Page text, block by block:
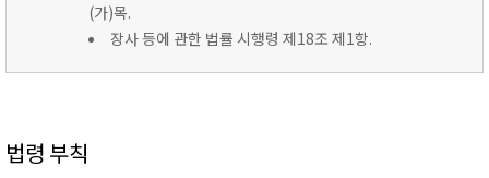
(가)목.
장사 등에 관한 법률 시행령 제18조 제1항.
법령 부칙